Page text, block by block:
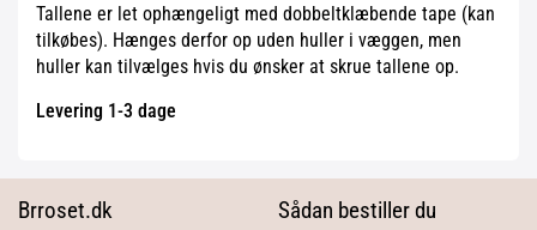
Tallene er let ophængeligt med dobbeltklæbende tape (kan
tilkøbes). Hænges derfor op uden huller i væggen, men
huller kan tilvælges hvis du ønsker at skrue tallene op.
Levering 1-3 dage
Brroset.dk Sådan bestiller du